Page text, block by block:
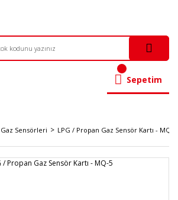
Sepetim
Gaz Sensörleri LPG / Propan Gaz Sensör Kartı - MQ-5